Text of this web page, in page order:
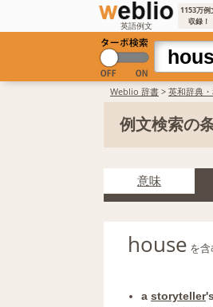
英語例文
1153万例
収録！
Weblio 辞書 > 英和辞典
例文検索の
意味
house を
a storyteller's